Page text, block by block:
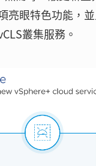
眼特色功能，
叢集服務。